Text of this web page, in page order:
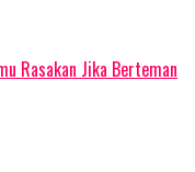
Rasakan Jika Berteman